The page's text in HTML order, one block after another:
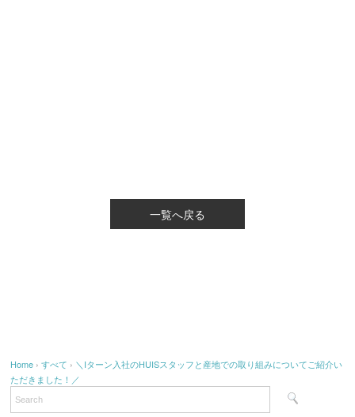
一覧へ戻る
Home ›すべて › ＼Iターン入社のHUISスタッフと産地での取り組みについてご紹介い
ただきました！／